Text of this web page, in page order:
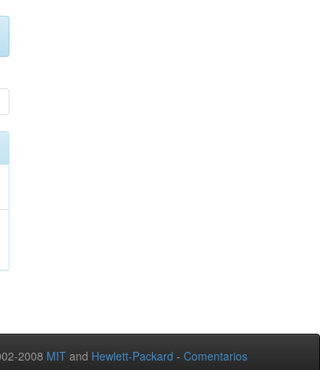
2008 MIT and Hewlett-Packard - Comentarios